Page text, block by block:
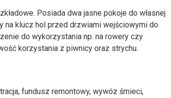
Posiada dwa jasne pokoje do własnej
na klucz hol przed drzwiami wejściowymi do
do wykorzystania np. na rowery czy
korzystania z piwnicy oraz strychu.
fundusz remontowy, wywóz śmieci,